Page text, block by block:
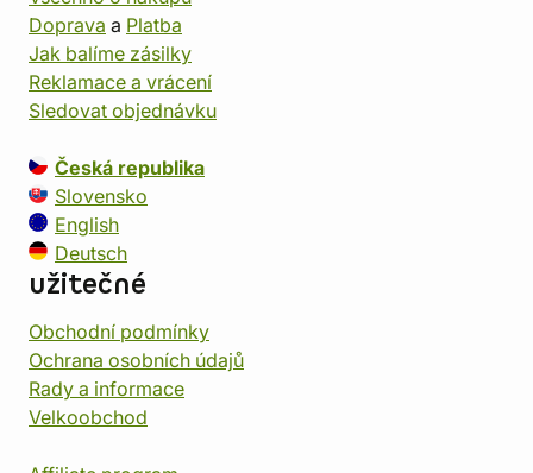
Doprava a Platba
Jak balíme zásilky
Reklamace a vrácení
Sledovat objednávku
Česká republika
Slovensko
English
Deutsch
užitečné
Obchodní podmínky
Ochrana osobních údajů
Rady a informace
Velkoobchod